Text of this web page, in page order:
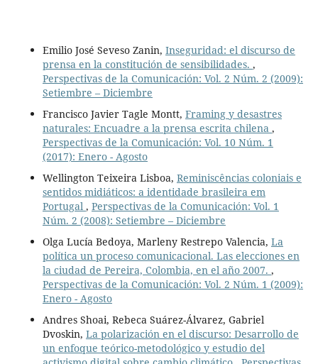
Emilio José Seveso Zanin, Inseguridad: el discurso de
prensa en la constitución de sensibilidades. ,
Perspectivas de la Comunicación: Vol. 2 Núm. 2 (2009):
Setiembre – Diciembre
Francisco Javier Tagle Montt, Framing y desastres
naturales: Encuadre a la prensa escrita chilena ,
Perspectivas de la Comunicación: Vol. 10 Núm. 1
(2017): Enero - Agosto
Wellington Teixeira Lisboa, Reminiscências coloniais e
sentidos midiáticos: a identidade brasileira em
Portugal , Perspectivas de la Comunicación: Vol. 1
Núm. 2 (2008): Setiembre – Diciembre
Olga Lucía Bedoya, Marleny Restrepo Valencia, La
política un proceso comunicacional. Las elecciones en
la ciudad de Pereira, Colombia, en el año 2007. ,
Perspectivas de la Comunicación: Vol. 2 Núm. 1 (2009):
Enero - Agosto
Andres Shoai, Rebeca Suárez-Álvarez, Gabriel
Dvoskin, La polarización en el discurso: Desarrollo de
un enfoque teórico-metodológico y estudio del